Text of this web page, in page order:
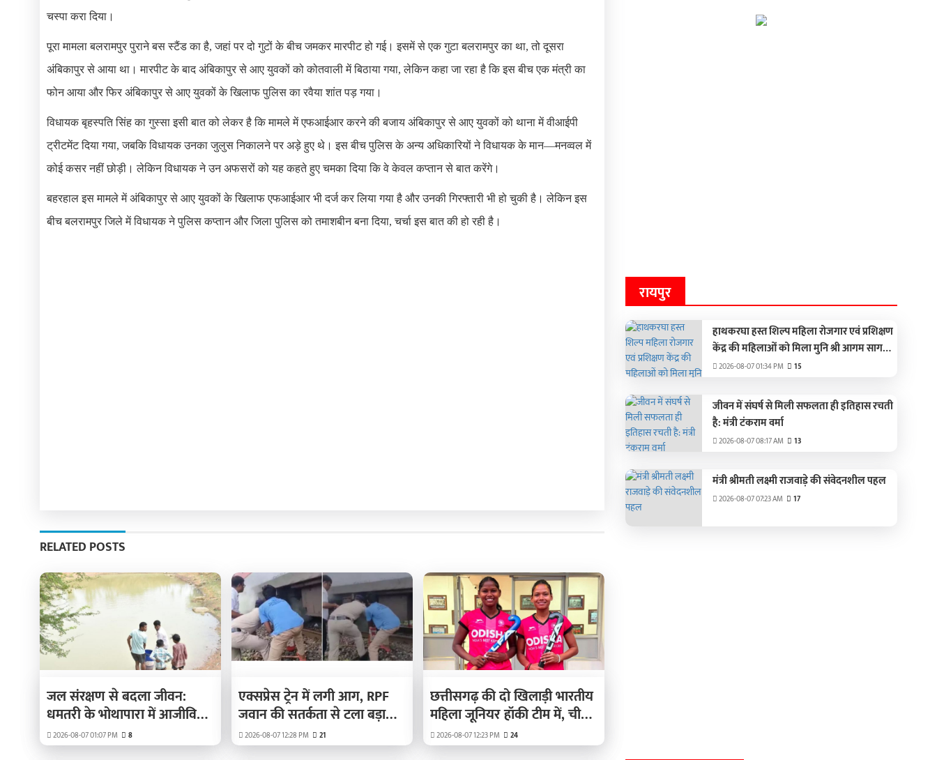
चस्पा करा दिया।
पूरा मामला बलरामपुर पुराने बस स्टैंड का है, जहां पर दो गुटों के बीच जमकर मारपीट हो गई। इसमें से एक गुटा बलरामपुर का था, तो दूसरा
अंबिकापुर से आया था। मारपीट के बाद अंबिकापुर से आए युवकों को कोतवाली में बिठाया गया, लेकिन कहा जा रहा है कि इस बीच एक मंत्री का
फोन आया और फिर अंबिकापुर से आए युवकों के खिलाफ पुलिस का रवैया शांत पड़ गया।
विधायक बृहस्पति सिंह का गुस्सा इसी बात को लेकर है कि मामले में एफआईआर करने की बजाय अंबिकापुर से आए युवकों को थाना में वीआईपी
ट्रीटमेंट दिया गया, जबकि विधायक उनका जुलुस निकालने पर अड़े हुए थे। इस बीच पुलिस के अन्य अधिकारियों ने विधायक के मान—मनव्वल में
कोई कसर नहीं छोड़ी। लेकिन विधायक ने उन अफसरों को यह कहते हुए चमका दिया कि वे केवल कप्तान से बात करेंगे।
बहरहाल इस मामले में अंबिकापुर से आए युवकों के खिलाफ एफआईआर भी दर्ज कर लिया गया है और उनकी गिरफ्तारी भी हो चुकी है। लेकिन इस
बीच बलरामपुर जिले में विधायक ने पुलिस कप्तान और जिला पुलिस को तमाशबीन बना दिया, चर्चा इस बात की हो रही है।
RELATED POSTS
जल संरक्षण से बदला जीवन:
धमतरी के भोथापारा में आजीविका
डबरी बनी आर्थिक स्वावलंबन का
नया आधार
2026-08-07 01:07 PM 8
एक्सप्रेस ट्रेन में लगी आग, RPF
जवान की सतर्कता से टला बड़ा
हादसा
2026-08-07 12:28 PM 21
छत्तीसगढ़ की दो खिलाड़ी भारतीय
महिला जूनियर हॉकी टीम में, चीन
में होने वाले एशिया कप में
दिखाएंगी दम
2026-08-07 12:23 PM 24
रायपुर
हाथकरघा हस्त शिल्प महिला रोजगार एवं प्रशिक्षण
केंद्र की महिलाओं को मिला मुनि श्री आगम सागर
जी का सानिध्य
2026-08-07 01:34 PM 15
जीवन में संघर्ष से मिली सफलता ही इतिहास रचती
है: मंत्री टंकराम वर्मा
2026-08-07 08:17 AM 13
मंत्री श्रीमती लक्ष्मी राजवाड़े की संवेदनशील पहल
2026-08-07 07:23 AM 17